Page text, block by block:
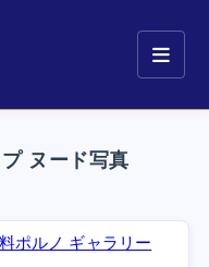
ヌード写真